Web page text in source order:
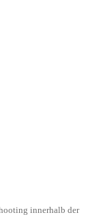
innerhalb der